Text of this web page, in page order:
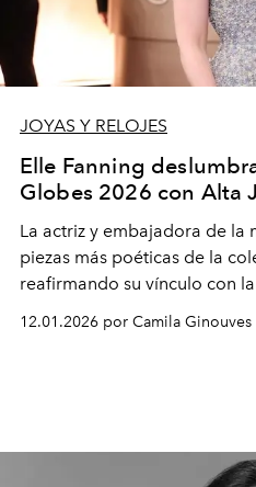
JOYAS Y RELOJES
Elle Fanning
Globes 2026 con Alta
La actriz y embajadora de la
piezas más poéticas de la
reafirmando su vínculo con
12.01.2026 por Camila Ginouves